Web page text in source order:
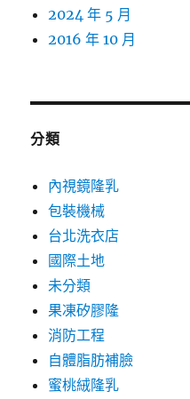
2024 年 5 月
2016 年 10 月
分類
內視鏡隆乳
包裝機械
台北洗衣店
國際土地
未分類
果凍矽膠隆
消防工程
自體脂肪補臉
蜜桃絨隆乳